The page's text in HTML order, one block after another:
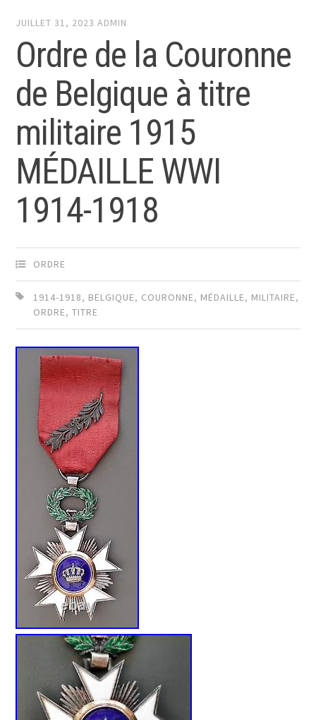
JUILLET 31, 2023 ADMIN
Ordre de la Couronne
de Belgique à titre
militaire 1915
MÉDAILLE WWI
1914-1918
ORDRE
1914-1918, BELGIQUE, COURONNE, MÉDAILLE, MILITAIRE,
ORDRE,TITRE